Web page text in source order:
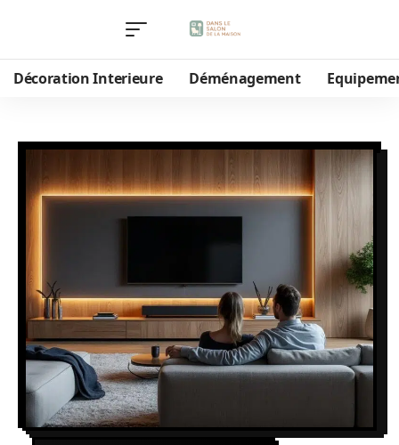
Décoration Interieure Déménagement